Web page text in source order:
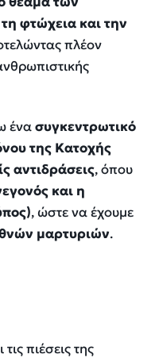
φτώχεια και την
πλέον
ένασυγκεντρωτικό
της Κατοχής
αντιδράσεις, όπου
και η
, ώστε να έχουμε
μαρτυριών.
πιέσεις της